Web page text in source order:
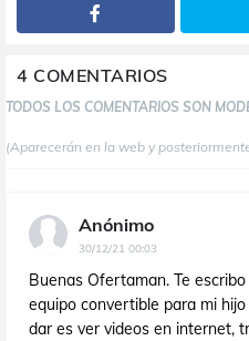
4 COMENTARIOS
TODOS LOS COMENTARIOS SON
(Aparecerán en la web y
Anónimo
30/12/21 00:03
Buenas Ofertaman. Te
equipo convertible para mi
dar es ver videos en internet,